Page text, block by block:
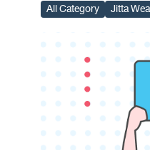
All Category Jitta